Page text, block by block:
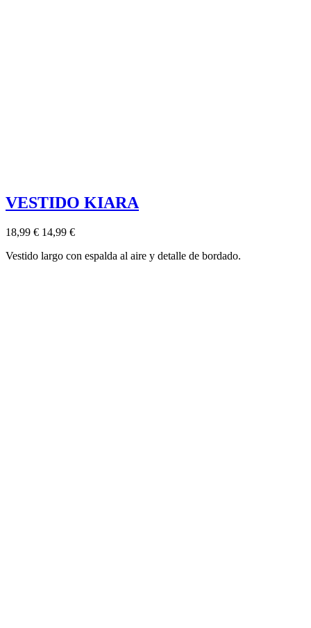
VESTIDO KIARA
18,99 € 14,99 €
Vestido largo con espalda al aire y detalle de bordado.